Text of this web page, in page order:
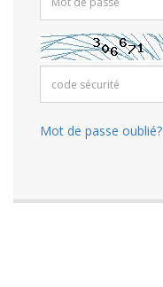
Mot de passe oublié?